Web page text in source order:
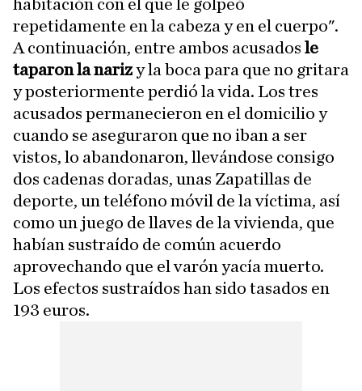
habitación con el que le golpeó
repetidamente en la cabeza y en el cuerpo".
A continuación, entre ambos acusados le
taparon la narizy la boca para que no gritara
y posteriormente perdió la vida. Los tres
acusados permanecieron en el domicilio y
cuando se aseguraron que no iban a ser
vistos, lo abandonaron, llevándose consigo
dos cadenas doradas, unas Zapatillas de
deporte, un teléfono móvil de la víctima, así
como un juego de llaves de la vivienda, que
habían sustraído de común acuerdo
aprovechando que el varón yacía muerto.
Los efectos sustraídos han sido tasados en
193 euros.